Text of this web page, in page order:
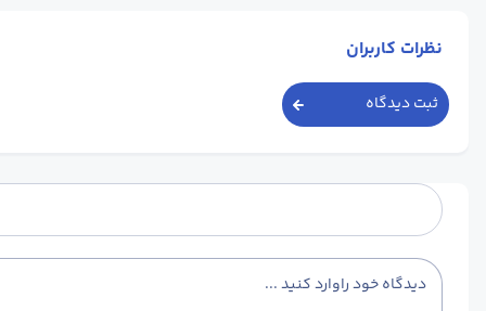
نظرات کاربران
ثبت دیدگاه